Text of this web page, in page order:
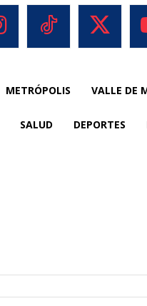
METRÓPOLIS VALLE DE
SALUD DEPORTES